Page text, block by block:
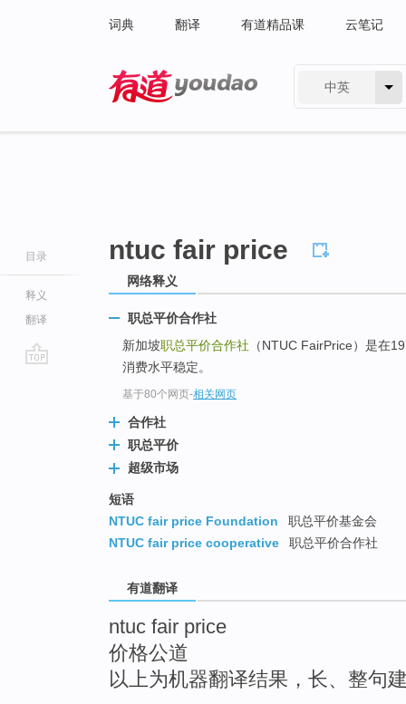
词典 翻译 有道精品课 云笔记
中英
目录
释义
翻译
ntuc fair price
网络释义
职总平价合作社
新加坡职总平价合作社 （NTUC FairPrice）是在
消费水平稳定。
基于80个网页-相关网页
合作社
职总平价
超级市场
短语
NTUC fair price Foundation
职总平价基金会
NTUC fair price cooperative
职总平价合作社
有道翻译
ntuc fair price
价格公道
以上为机器翻译结果，长、整句